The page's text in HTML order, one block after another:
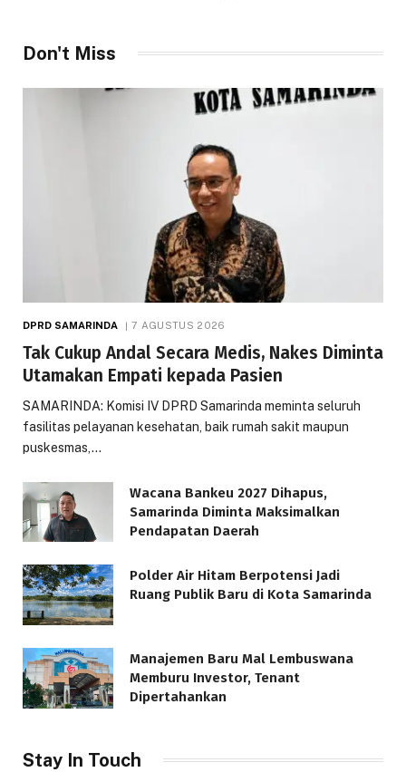
Don't Miss
DPRD SAMARINDA 7 AGUSTUS 2026
Tak Cukup Andal Secara Medis, Nakes Diminta
Utamakan Empati kepada Pasien
SAMARINDA: Komisi IV DPRD Samarinda meminta seluruh
fasilitas pelayanan kesehatan, baik rumah sakit maupun
puskesmas,…
Wacana Bankeu 2027 Dihapus,
Samarinda Diminta Maksimalkan
Pendapatan Daerah
Polder Air Hitam Berpotensi Jadi
Ruang Publik Baru di Kota Samarinda
Manajemen Baru Mal Lembuswana
Memburu Investor, Tenant
Dipertahankan
Stay In Touch